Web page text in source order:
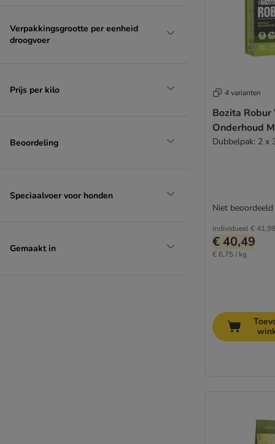
Ultima
Yarrah Bio
Vegetarisch
Koudgeperst
Verpakkingsgrootte per eenheid
droogvoer
Prijs per kilo
Beoordeling
Speciaalvoer voor honden
Gemaakt in
4 varianten
Bozita
Onderhoud
Dubbelpak: 2 x
individueel€ 41,98
€ 40,49
€ 6,75 / kg
Niet beoordeeld